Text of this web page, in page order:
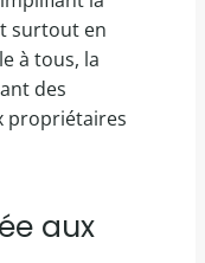
surtout en
à tous, la
des
propriétaires
aux